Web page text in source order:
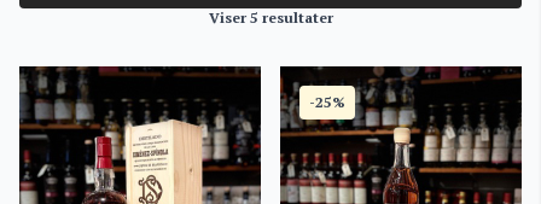
Viser 5 resultater
-25%